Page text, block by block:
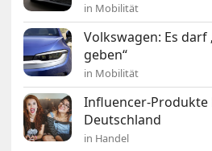
in Mobilität
Volkswagen: Es
geben“
in Mobilität
Influencer-Produkte
Deutschland
in Handel